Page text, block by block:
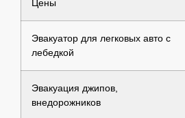
Цены
Эвакуатор для легковых авто с
лебедкой
Эвакуация джипов,
внедорожников